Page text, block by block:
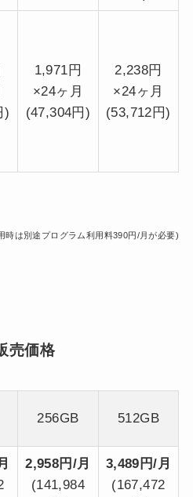
)
1,971円
×24ヶ月
(47,304円)
2,238円
×24ヶ月
(53,712円)
は別途プログラム利用料390円/月が必要)
売価格
256GB 512GB
2,958円/月
(141,984
3,489円/月
(167,472